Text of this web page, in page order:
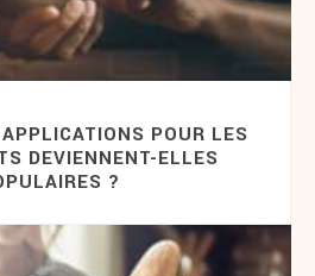
POUR LES
DEVIENNENT-ELLES
?